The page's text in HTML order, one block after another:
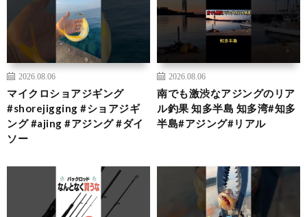
2026.08.06
マイクロショアジギング
#shorejigging #ショアジギ
ング #ajing #アジング #ダイ
ソー
2026.08.06
南でも激渋なアジングのリア
ル釣果 知多半島 知多湾#知多
半島#アジング#リアル